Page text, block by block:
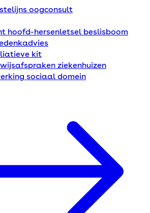
oogconsult
hoofd-hersenletsel beslisboom
kit
ziekenhuizen
sociaal domein